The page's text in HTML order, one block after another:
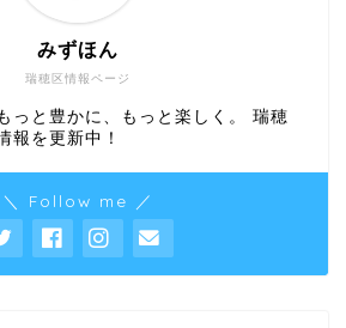
瑞穂区情報ページ
みずほん
っと豊かに、もっと楽しく。 瑞穂
報を更新中！
＼ Follow me ／